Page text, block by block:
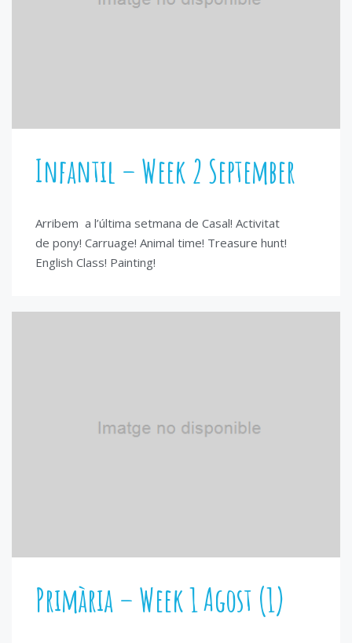
Infantil – Week 2 September
Arribem a l’última setmana de Casal! Activitat
de pony! Carruage! Animal time! Treasure hunt!
English Class! Painting!
Primària – Week 1 Agost (1)